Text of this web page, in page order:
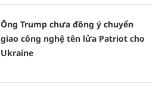
Ông Trump chưa đồng ý chuyển
giao công nghệ tên lửa Patriot cho
Ukraine